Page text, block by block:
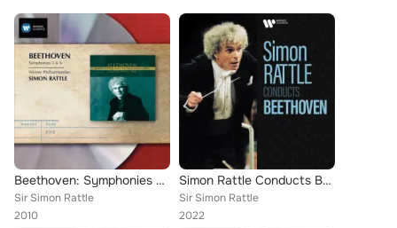
Beethoven: Symphonies Nos. 5 & 6 "Pastoral"
Sir Simon Rattle
2010
Simon Rattle Conducts Beethoven
Sir Simon Rattle
2022